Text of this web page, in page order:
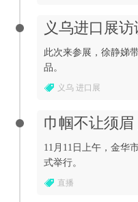
义乌进口展
此次来参展，徐静娣
品。
义乌 进口展
巾帼不让须
11月11日上午，金华
式举行。
直播